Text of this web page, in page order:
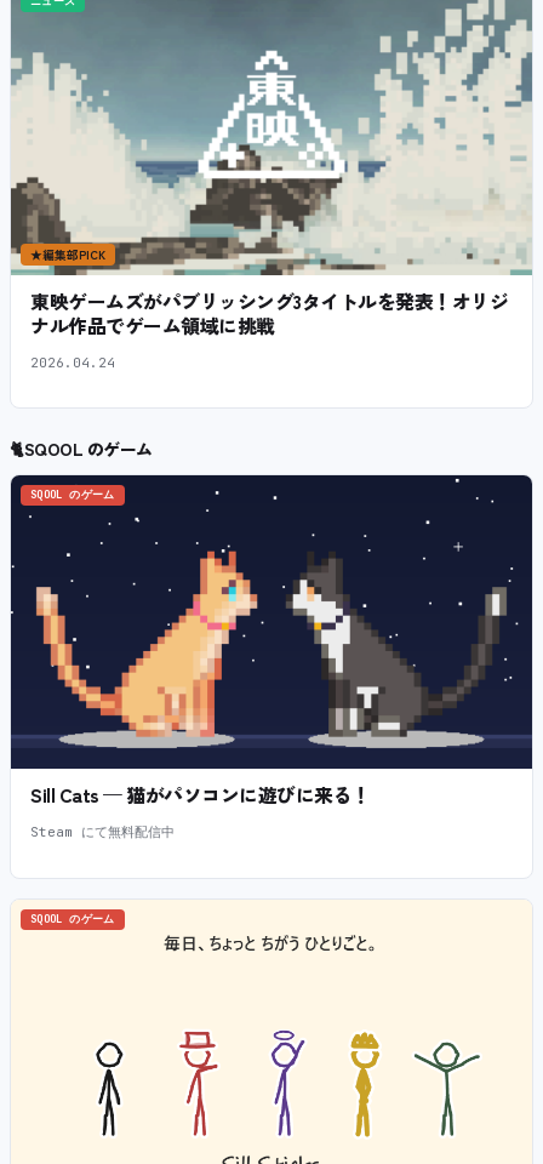
★編集部PICK
東映ゲームズがパブリッシング3タイトルを発表！オリジ
ナル作品でゲーム領域に挑戦
2026.04.24
🐈SQOOL のゲーム
SQOOL のゲーム
Sill Cats — 猫がパソコンに遊びに来る！
Steam にて無料配信中
SQOOL のゲーム